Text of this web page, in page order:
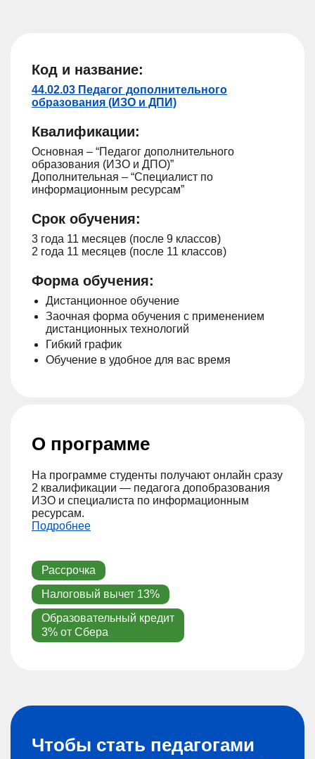
Код и название:
44.02.03 Педагог дополнительного
образования (ИЗО и ДПИ)
Квалификации:
Основная – “Педагог дополнительного
образования (ИЗО и ДПО)”
Дополнительная – “Специалист по
информационным ресурсам”
Срок обучения:
3 года 11 месяцев (после 9 классов)
2 года 11 месяцев (после 11 классов)
Форма обучения:
Дистанционное обучение
Заочная форма обучения с применением
дистанционных технологий
Гибкий график
Обучение в удобное для вас время
О программе
На программе студенты получают онлайн сразу
2 квалификации — педагога допобразования
ИЗО и специалиста по информационным
ресурсам.
Подробнее
Рассрочка
Налоговый вычет 13%
Образовательный кредит
3% от Сбера
Чтобы стать педагогами